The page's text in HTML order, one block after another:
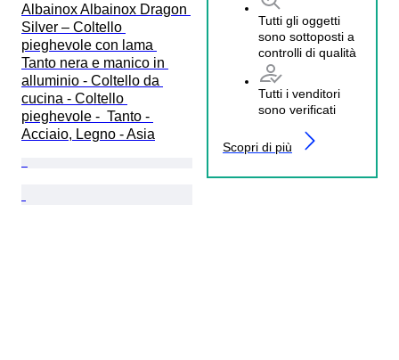
Tutti gli oggetti
sono sottoposti a
controlli di qualità
Tutti i venditori
sono verificati
Scopri di più
Albainox Albainox Dragon
Silver – Coltello
pieghevole con lama
Tanto nera e manico in
alluminio - Coltello da
cucina - Coltello
pieghevole -  Tanto -
Acciaio, Legno - Asia